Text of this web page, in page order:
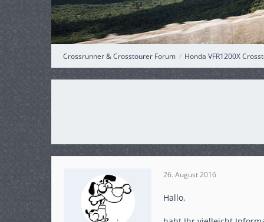
Crossrunner & Crosstourer Forum Honda VFR1200X
26. August 2016
Hallo,